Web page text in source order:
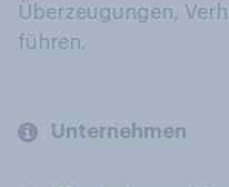
Überzeugungen,
führen.
Unternehmen